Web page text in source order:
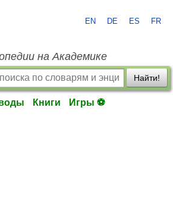
EN DE ES FR
на Академике
Найти!
Книги Игры ⚽